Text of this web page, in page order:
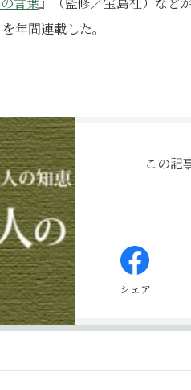
を年間連載した。
この記
シェア